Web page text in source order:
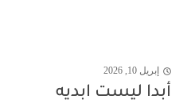
إبريل 10, 2026
أبدا ليست ابديه